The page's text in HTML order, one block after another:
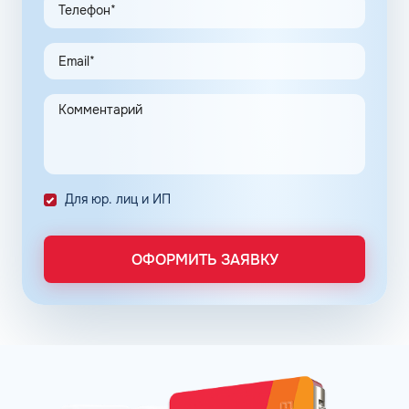
По топливным картам Шелл для юридических лиц
предусмотрена возможность покупки горючего и оплаты
дополнительных услуг по сниженным ценам. Этот
инструмент создан для упрощения ведения бизнеса
ООО и индивидуальных предпринимателей.
Постоянные клиенты сети АЗС Шелл в Севастополе
Заправочные карты для ИП и юридических лиц
оформляются по упрощенному порядку. Отчётность
формируется в личном кабинете, администратор может
Принимая решение о подключении к программе
Для юр. лиц и ИП
ОФОРМИТЬ ЗАЯВКУ